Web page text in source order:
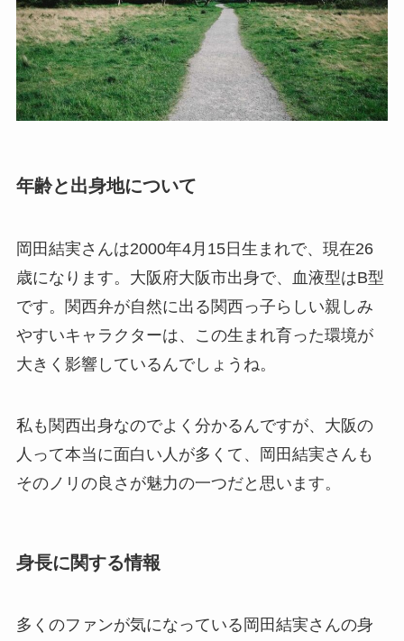
年齢と出身地について
岡田結実さんは2000年4月15日生まれで、現在26
歳になります。大阪府大阪市出身で、血液型はB型
です。関西弁が自然に出る関西っ子らしい親しみ
やすいキャラクターは、この生まれ育った環境が
大きく影響しているんでしょうね。
私も関西出身なのでよく分かるんですが、大阪の
人って本当に面白い人が多くて、岡田結実さんも
そのノリの良さが魅力の一つだと思います。
身長に関する情報
多くのファンが気になっている岡田結実さんの身